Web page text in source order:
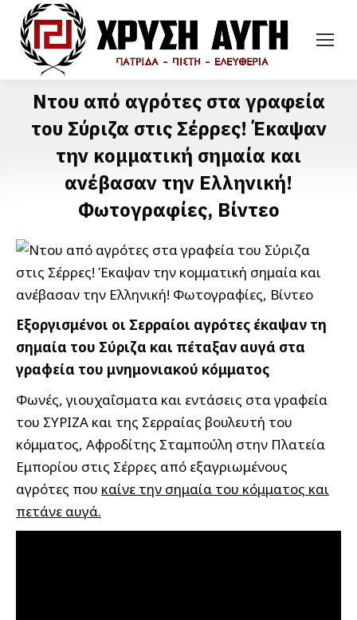
Ντου από αγρότες στα γραφεία
του Σύριζα στις Σέρρες! Έκαψαν
την κομματική σημαία και
ανέβασαν την Ελληνική!
Φωτογραφίες, Βίντεο
Εξοργισμένοι οι Σερραίοι αγρότες έκαψαν τη
σημαία του Σύριζα και πέταξαν αυγά στα
γραφεία του μνημονιακού κόμματος
Φωνές, γιουχαΐσματα και εντάσεις στα γραφεία
του ΣΥΡΙΖΑ και της Σερραίας βουλευτή του
κόμματος, Αφροδίτης Σταμπούλη στην Πλατεία
Εμπορίου στις Σέρρες από εξαγριωμένους
αγρότες που καίνε την σημαία του κόμματος και
πετάνε αυγά.